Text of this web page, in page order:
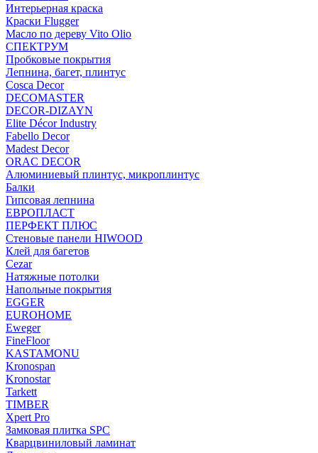
Интерьерная краска
Краски Flugger
Масло по дереву Vito Olio
СПЕКТРУМ
Пробковые покрытия
Лепнина, багет, плинтус
Cosca Decor
DECOMASTER
DECOR-DIZAYN
Elite Décor Industry
Fabello Decor
Madest Decor
ORAC DECOR
Алюминиевый плинтус, микроплинтус
Балки
Гипсовая лепнина
ЕВРОПЛАСТ
ПЕРФЕКТ ПЛЮС
Стеновые панели HIWOOD
Клей для багетов
Cezar
Натяжные потолки
Напольные покрытия
EGGER
EUROHOME
Eweger
FineFloor
KASTAMONU
Kronospan
Kronostar
Tarkett
TIMBER
Xpert Pro
Замковая плитка SPC
Кварцвиниловый ламинат